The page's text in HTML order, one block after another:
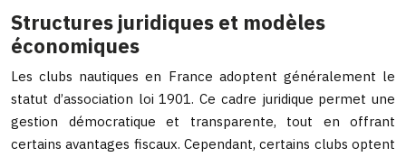
Structures juridiques et modèles
économiques
Les clubs nautiques en France adoptent généralement le
statut d’association loi 1901. Ce cadre juridique permet une
gestion démocratique et transparente, tout en offrant
certains avantages fiscaux. Cependant, certains clubs optent